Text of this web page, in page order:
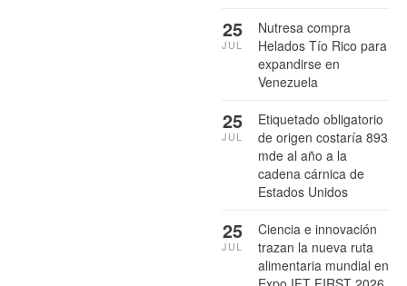
Nutresa compra
Helados Tío Rico para
expandirse en
Venezuela
25
JUL
Etiquetado obligatorio
de origen costaría 893
mde al año a la
cadena cárnica de
Estados Unidos
25
JUL
Ciencia e innovación
trazan la nueva ruta
alimentaria mundial en
25
JUL